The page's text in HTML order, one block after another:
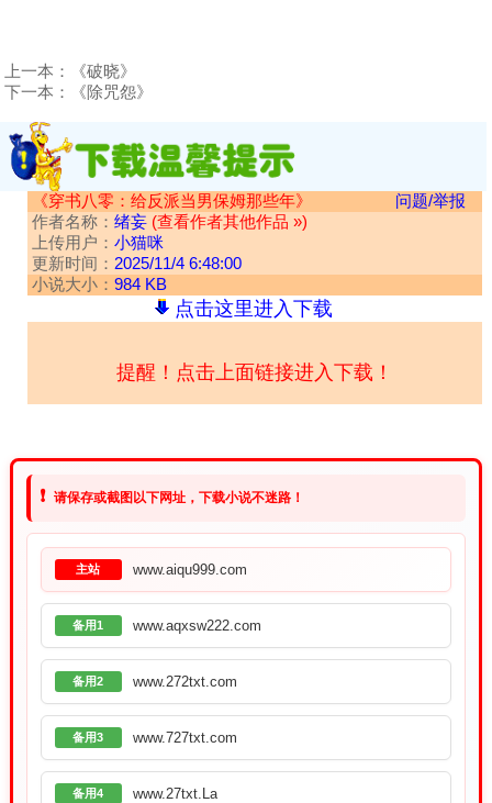
上一本：
《破晓》
下一本：
《除咒怨》
《穿书八零：给反派当男保姆那些年》
问题/举报
作者名称： 绪妄 (查看作者其他作品 »)
上传用户： 小猫咪
更新时间： 2025/11/4 6:48:00
小说大小： 984 KB
点击这里进入下载
提醒！点击上面链接进入下载！
❗ 请保存或截图以下网址，下载小说不迷路！
主站 www.aiqu999.com
备用1 www.aqxsw222.com
备用2 www.272txt.com
备用3 www.727txt.com
备用4 www.27txt.La